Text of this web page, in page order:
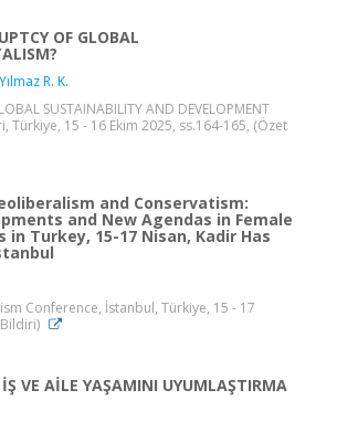
OF GLOBAL
Yılmaz R. K.
SUSTAINABILITY AND DEVELOPMENT
Türkiye, 15 - 16 Ekim 2025, ss.164-165, (Özet
and Conservatism:
and New Agendas in Female
in Turkey, 15-17 Nisan, Kadir Has
Conference, İstanbul, Türkiye, 15 - 17
İŞ VE AİLE YAŞAMINI UYUMLAŞTIRMA